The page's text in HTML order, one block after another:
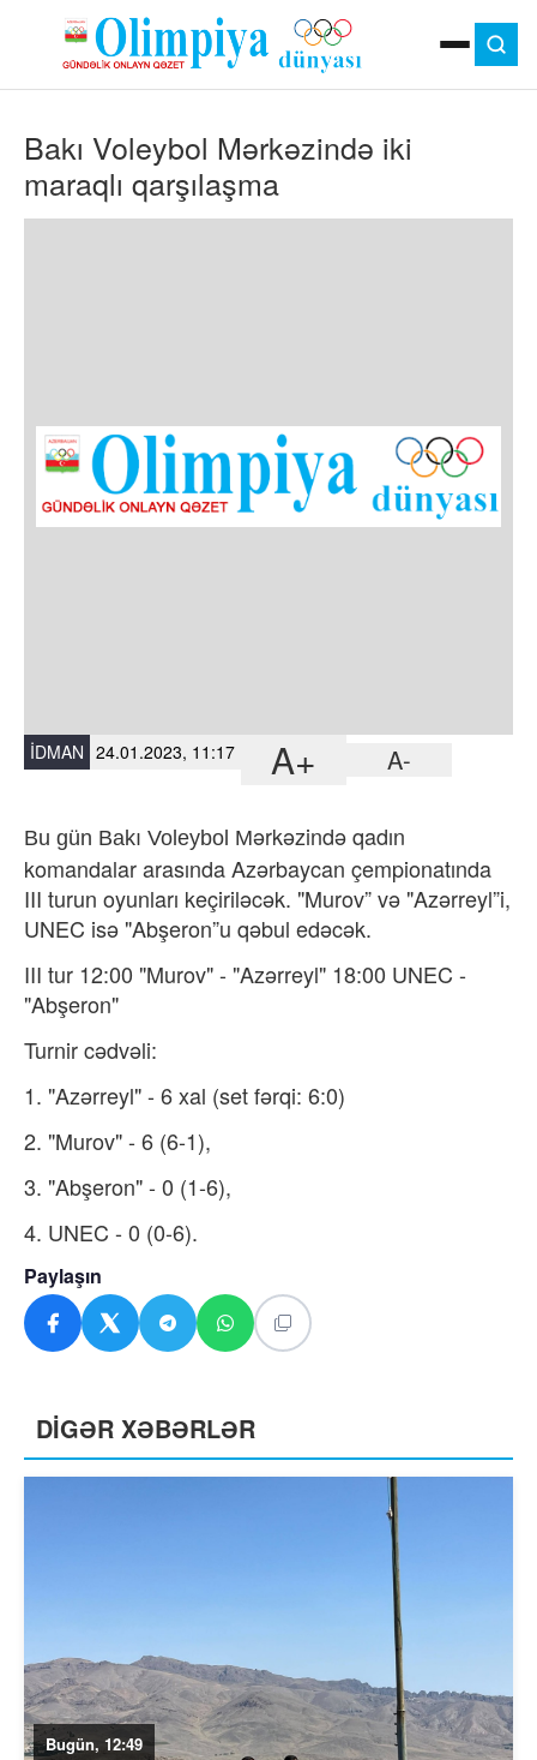
MOK
OLIMPIYA OYUNLARI
ÇAP VERSIYASI
TV
DIGƏR
Bakı Voleybol Mərkəzində iki
maraqlı qarşılaşma
İDMAN 24.01.2023, 11:17 A+ A-
Bu gün Bakı Voleybol Mərkəzində qadın
komandalar arasında Azərbaycan çempionatında
III turun oyunları keçiriləcək. "Murov” və "Azərreyl”i,
UNEC isə "Abşeron”u qəbul edəcək.
III tur 12:00 "Murov" - "Azərreyl" 18:00 UNEC -
"Abşeron"
Turnir cədvəli:
1. "Azərreyl" - 6 xal (set fərqi: 6:0)
2. "Murov" - 6 (6-1),
3. "Abşeron" - 0 (1-6),
4. UNEC - 0 (0-6).
Paylaşın
DİGƏR XƏBƏRLƏR
Bugün, 12:49